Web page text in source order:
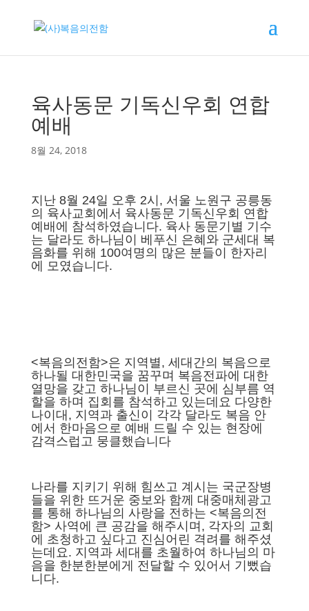
육사동문 기독신우회 연합
예배
8월 24, 2018
지난 8월 24일 오후 2시, 서울 노원구 공릉동
의 육사교회에서 육사동문 기독신우회 연합
예배에 참석하였습니다. 육사 동문기별 기수
는 달라도 하나님이 베푸신 은혜와 군세대 복
음화를 위해 100여명의 많은 분들이 한자리
에 모였습니다.
<복음의전함>은 지역별, 세대간의 복음으로
하나될 대한민국을 꿈꾸며 복음전파에 대한
열망을 갖고 하나님이 부르신 곳에 심부름 역
할을 하며 집회를 참석하고 있는데요 다양한
나이대, 지역과 출신이 각각 달라도 복음 안
에서 한마음으로 예배 드릴 수 있는 현장에
감격스럽고 뭉클했습니다
나라를 지키기 위해 힘쓰고 계시는 국군장병
들을 위한 뜨거운 중보와 함께 대중매체광고
를 통해 하나님의 사랑을 전하는 <복음의전
함> 사역에 큰 공감을 해주시며, 각자의 교회
에 초청하고 싶다고 진심어린 격려를 해주셨
는데요. 지역과 세대를 초월하여 하나님의 마
음을 한분한분에게 전달할 수 있어서 기뻤습
니다.